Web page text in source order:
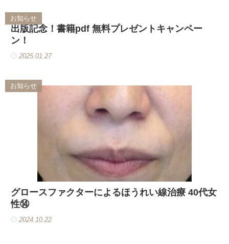
お知らせ
出版記念！書籍pdf 無料プレゼントキャンペー
ン！
2025.01.27
お知らせ
グロースファクターによるほうれい線治療 40代女
性⑭
2024.10.22